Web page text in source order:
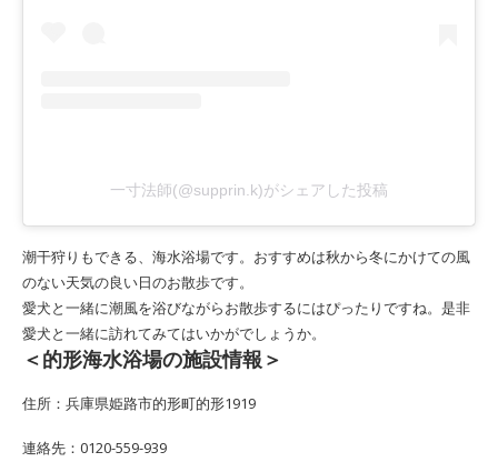
一寸法師(@supprin.k)がシェアした投稿
潮干狩りもできる、海水浴場です。おすすめは秋から冬にかけての風
のない天気の良い日のお散歩です。
愛犬と一緒に潮風を浴びながらお散歩するにはぴったりですね。是非
愛犬と一緒に訪れてみてはいかがでしょうか。
＜的形海水浴場の施設情報＞
住所：兵庫県姫路市的形町的形1919
連絡先：0120-559-939